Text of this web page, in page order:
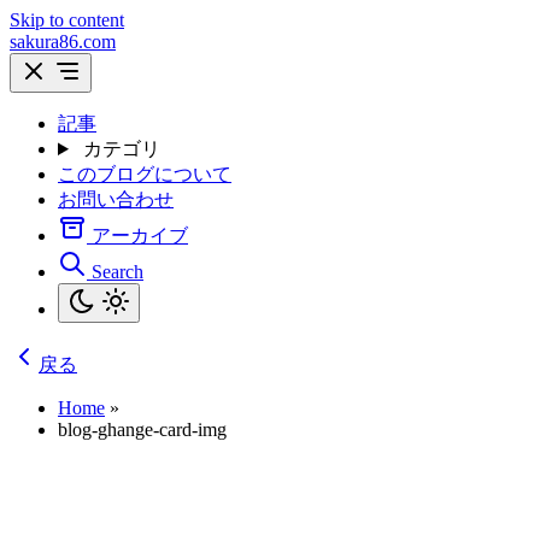
Skip to content
sakura86.com
記事
カテゴリ
このブログについて
お問い合わせ
アーカイブ
Search
戻る
Home »
blog-ghange-card-img